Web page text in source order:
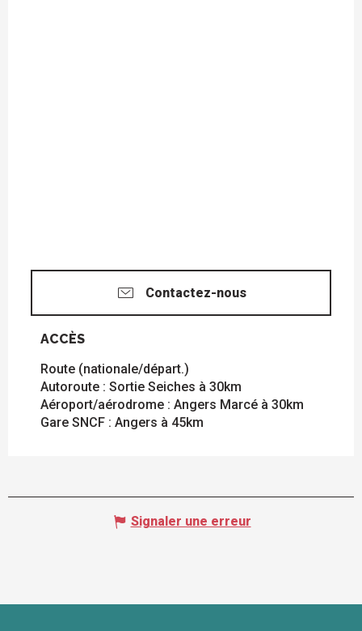
Contactez-nous
ACCÈS
ACCÈS
Route (nationale/départ.)
Autoroute : Sortie Seiches à 30km
Aéroport/aérodrome : Angers Marcé à 30km
Gare SNCF : Angers à 45km
Signaler une erreur